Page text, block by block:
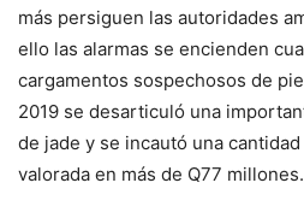
más persiguen las autoridades
ello las alarmas se encienden
cargamentos sospechosos de
2019 se desarticuló una
de jade y se incautó una
valorada en más de Q77 millones.